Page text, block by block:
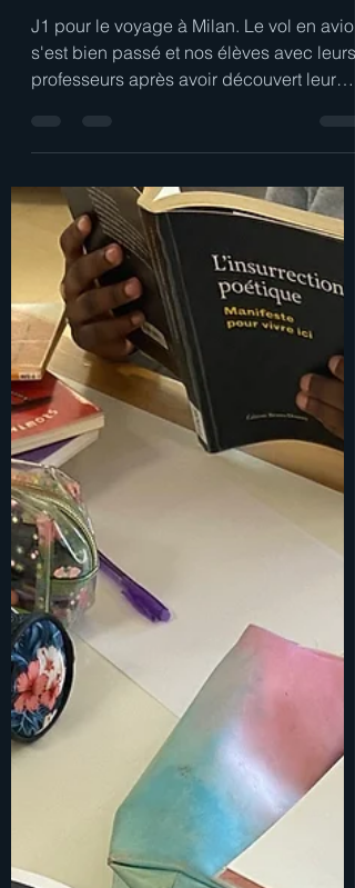
audreydominique
19 mai
1 min de lecture
s'est bien passé et nos élèves avec leurs
professeurs après avoir découvert leur
logement ont suivi une visite guidée sur le
thème de Milan sous la période fasciste.
Demain visites du Duomo et de la Scala !
Ciao Jour 2 à Milan : Sous un beau soleil,
les élèves ont visité la cathédrale de
Milan appelée le Duomo, et ont pu profiter
de la belle vue depuis son toit après avoir
monté quelques marches. La journée a
continué avec un quart